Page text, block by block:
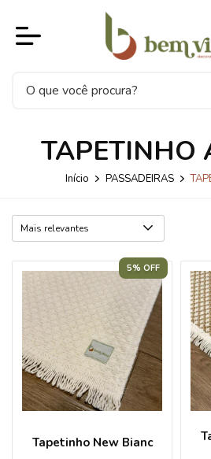
TAPETINHO
Início PASSADEIRAS
5% OFF
Tapetinho New Bianc